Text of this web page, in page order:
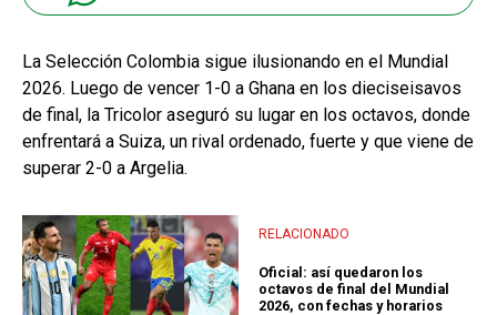
La Selección Colombia sigue ilusionando en el Mundial
2026. Luego de vencer 1-0 a Ghana en los dieciseisavos
de final, la Tricolor aseguró su lugar en los octavos, donde
enfrentará a Suiza, un rival ordenado, fuerte y que viene de
superar 2-0 a Argelia.
RELACIONADO
Oficial: así quedaron los
octavos de final del Mundial
2026, con fechas y horarios